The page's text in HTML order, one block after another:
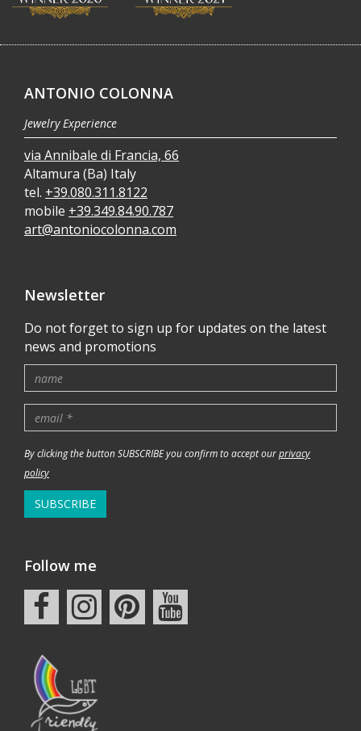
ANTONIO COLONNA
Jewelry Experience
via Annibale di Francia, 66
Altamura (Ba) Italy
tel. +39.080.311.8122
mobile +39.349.84.90.787
art@antoniocolonna.com
Newsletter
Do not forget to sign up for updates on the latest
news and promotions
By clicking the button SUBSCRIBE you confirm to accept ourprivacy
policy
SUBSCRIBE
Follow me